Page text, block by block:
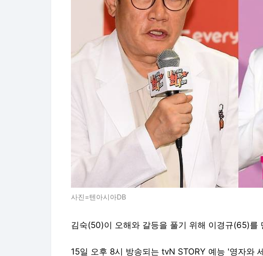
사진=텐아시아DB
김숙(50)이 오해와 갈등을 풀기 위해 이경규(65)를
15일 오후 8시 방송되는 tvN STORY 예능 '영자와